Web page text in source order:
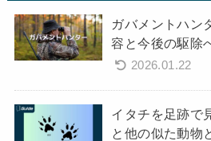
ガバメントハン
容と今後の駆除
2026.01.22
イタチを足跡で
と他の似た動物